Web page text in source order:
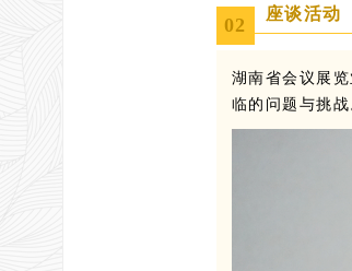
02 座谈活动
湖南省会议展
临的问题与挑战